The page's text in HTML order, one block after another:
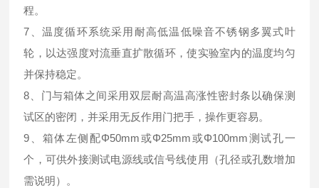
程。
7、温度循环系统采用耐高低温低噪音不锈钢多翼式叶
轮，以达强度对流垂直扩散循环，使实验室内的温度均匀
并保持稳定。
8、门与箱体之间采用双层耐高温高涨性密封条以确保测
试区的密闭，并采用无反作用门把手，操作更容易。
9、箱体左侧配Φ50mm或Φ25mm或Φ100mm测试孔一
个，可供外接测试电源线或信号线使用（孔径或孔数增加
需说明）。